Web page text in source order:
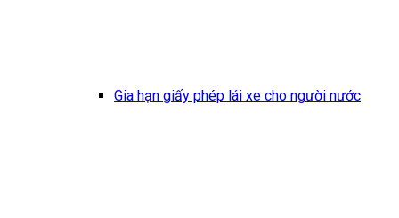
Gia hạn giấy phép lái xe cho người nước